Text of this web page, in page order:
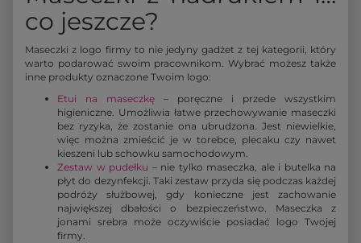
co jeszcze?
Maseczki z logo firmy to nie jedyny gadżet z tej kategorii, który
warto podarować swoim pracownikom. Wybrać możesz także
inne produkty oznaczone Twoim logo:
Etui na maseczkę – poręczne i przede wszystkim
higieniczne. Umożliwia łatwe przechowywanie maseczki
bez ryzyka, że zostanie ona ubrudzona. Jest niewielkie,
więc można zmieścić je w torebce, plecaku czy nawet
kieszeni lub schowku samochodowym.
Zestaw w pudełku – nie tylko maseczka, ale i butelka na
płyt do dezynfekcji. Taki zestaw przyda się podczas każdej
podróży służbowej, gdy konieczne jest zachowanie
największej dbałości o bezpieczeństwo. Maseczka z
jonami srebra może oczywiście posiadać logo Twojej
firmy.